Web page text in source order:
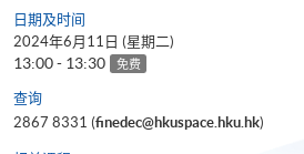
日期及时间
2024年6月11日 (星期二)
13:00 - 13:30 免费
查询
2867 8331 (finedec@hkuspace.hku.hk)